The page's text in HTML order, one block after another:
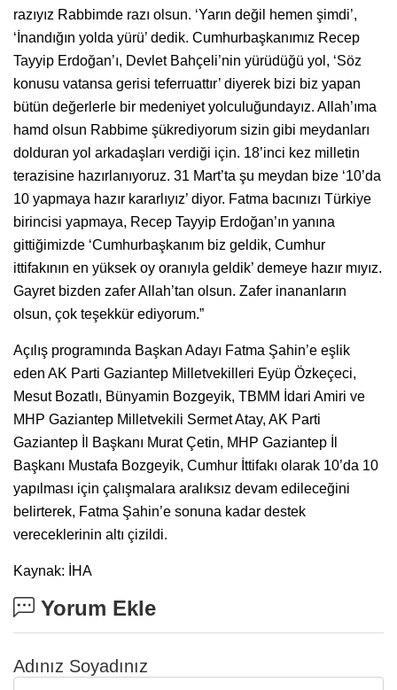
razıyız Rabbimde razı olsun. ‘Yarın değil hemen şimdi’,
‘İnandığın yolda yürü’ dedik. Cumhurbaşkanımız Recep
Tayyip Erdoğan’ı, Devlet Bahçeli’nin yürüdüğü yol, ‘Söz
konusu vatansa gerisi teferruattır’ diyerek bizi biz yapan
bütün değerlerle bir medeniyet yolculuğundayız. Allah’ıma
hamd olsun Rabbime şükrediyorum sizin gibi meydanları
dolduran yol arkadaşları verdiği için. 18’inci kez milletin
terazisine hazırlanıyoruz. 31 Mart’ta şu meydan bize ‘10’da
10 yapmaya hazır kararlıyız’ diyor. Fatma bacınızı Türkiye
birincisi yapmaya, Recep Tayyip Erdoğan’ın yanına
gittiğimizde ‘Cumhurbaşkanım biz geldik, Cumhur
ittifakının en yüksek oy oranıyla geldik’ demeye hazır mıyız.
Gayret bizden zafer Allah’tan olsun. Zafer inananların
olsun, çok teşekkür ediyorum.”
Açılış programında Başkan Adayı Fatma Şahin’e eşlik
eden AK Parti Gaziantep Milletvekilleri Eyüp Özkeçeci,
Mesut Bozatlı, Bünyamin Bozgeyik, TBMM İdari Amiri ve
MHP Gaziantep Milletvekili Sermet Atay, AK Parti
Gaziantep İl Başkanı Murat Çetin, MHP Gaziantep İl
Başkanı Mustafa Bozgeyik, Cumhur İttifakı olarak 10’da 10
yapılması için çalışmalara aralıksız devam edileceğini
belirterek, Fatma Şahin’e sonuna kadar destek
vereceklerinin altı çizildi.
Kaynak: İHA
Yorum Ekle
Adınız Soyadınız